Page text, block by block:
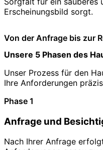
Erscheinungsbild sorgt.
Von der Anfrage bis zur
Unsere 5 Phasen des
Unser Prozess für den
Ihre Anforderungen
Phase 1
Anfrage und
Nach Ihrer Anfrage